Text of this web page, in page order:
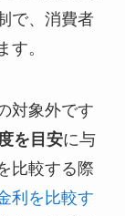
で、消費者
す。
対象外です
を目安に与
比較する際
利を比較す